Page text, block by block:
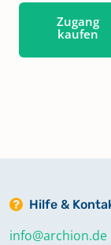
Zugang
kaufen
Hilfe &
info@archion.de